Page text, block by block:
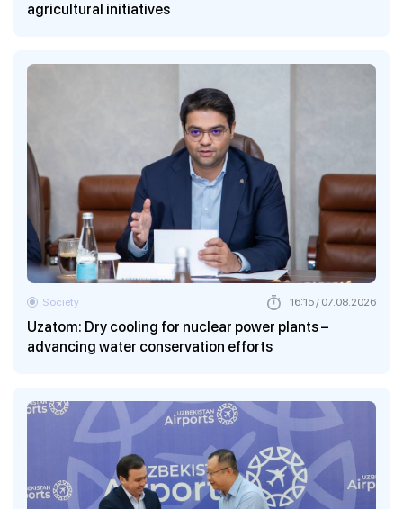
agricultural initiatives
Uzatom: Dry cooling for nuclear power plants –
advancing water conservation efforts
Society 16:15 / 07.08.2026